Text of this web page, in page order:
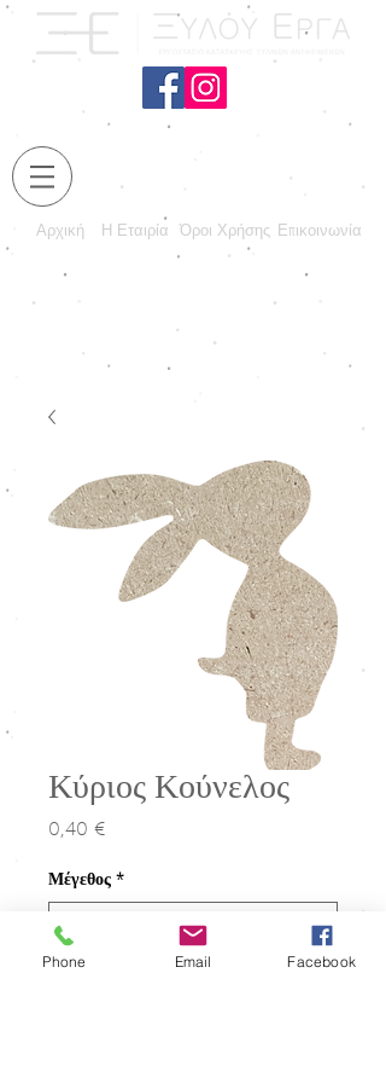
Αρχική Η Εταιρία Όροι Χρήσης Επικοινωνία
Κύριος Κούνελος
0,40 €Τιμή
Μέγεθος *
Ποσότητα
Phone Email Facebook